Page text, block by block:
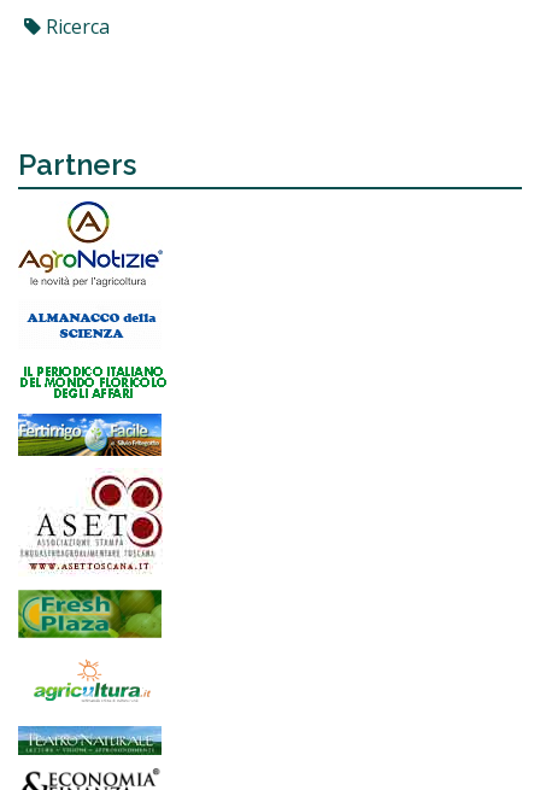
Ricerca
Partners